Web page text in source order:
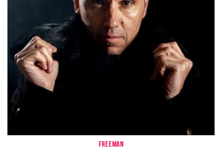
FREEMAN